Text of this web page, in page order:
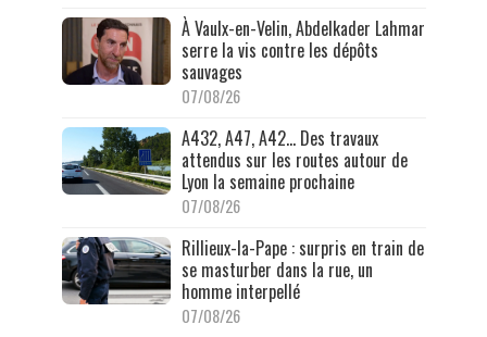
À Vaulx-en-Velin, Abdelkader Lahmar
serre la vis contre les dépôts
sauvages
07/08/26
A432, A47, A42… Des travaux
attendus sur les routes autour de
Lyon la semaine prochaine
07/08/26
Rillieux-la-Pape : surpris en train de
se masturber dans la rue, un
homme interpellé
07/08/26